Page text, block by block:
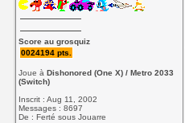
Score au grosquiz
0024194 pts.
Joue àDishonored (One X) / Metro 2033
(Switch)
Inscrit : Aug 11, 2002
Messages : 8697
De : Ferté sous Jouarre